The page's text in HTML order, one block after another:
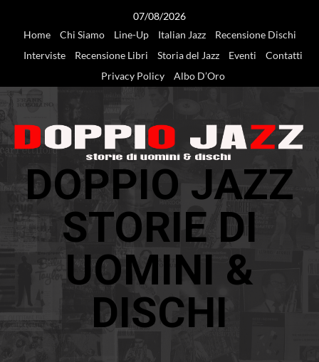
07/08/2026
Home
Chi Siamo Line-Up Italian Jazz
Recensione Dischi
Interviste
Recensione Libri Storia del Jazz Eventi
Contatti
Privacy Policy
Albo D’Oro
DOPPIO JAZZ
STORIE DI
UOMINI &
DISCHI